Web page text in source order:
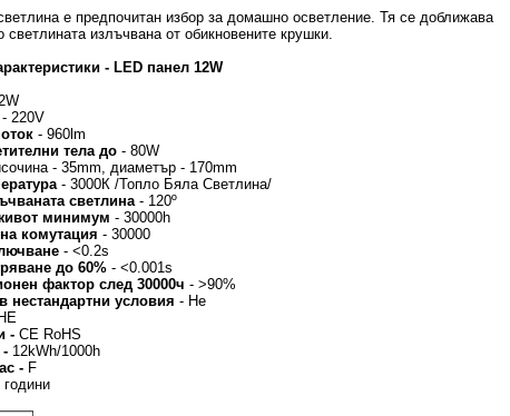
е предпочитан избор за домашно осветление. Тя се доближава
излъчвана от обикновените крушки.
- LED панел 12W
- 220V
- 960lm
тела до - 80W
- 35mm, диаметър - 170mm
- 3000К /Топло Бяла Светлина/
светлина- 120º
минимум - 30000h
комутация - 30000
- <0.2s
до 60% - <0.001s
фактор след 30000ч - >90%
нестандартни условия - Не
НЕ
- CE RoHS
- 12kWh/1000h
- F
години